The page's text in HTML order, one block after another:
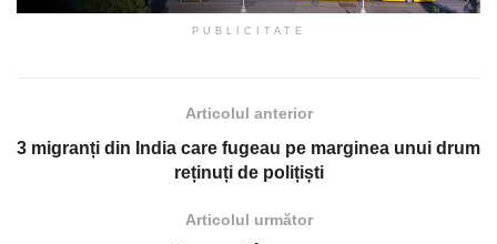
PUBLICITATE
Articolul anterior
3 migranți din India care fugeau pe marginea unui drum
reținuți de polițiști
Articolul următor